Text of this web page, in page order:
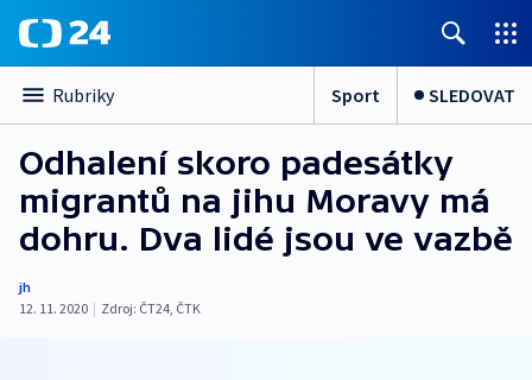
Rubriky Sport SLEDOVAT
Odhalení skoro padesátky
migrantů na jihu Moravy má
dohru. Dva lidé jsou ve vazbě
jh
12. 11. 2020 | Zdroj: ČT24, ČTK